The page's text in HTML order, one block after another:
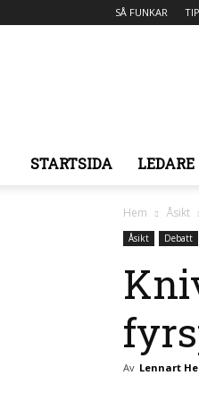
SÅ FUNKAR
STARTSIDA LEDARE
Hem Åsikt
Åsikt Debatt
Av Lennart